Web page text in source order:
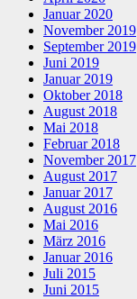
Januar 2020
November 2019
September 2019
Juni 2019
Januar 2019
Oktober 2018
August 2018
Mai 2018
Februar 2018
November 2017
August 2017
Januar 2017
August 2016
Mai 2016
März 2016
Januar 2016
Juli 2015
Juni 2015